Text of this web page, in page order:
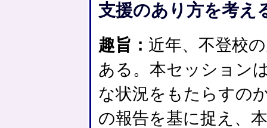
支援のあり方を考え
趣旨： 近年、不登校
ある。本セッション
な状況をもたらすの
の報告を基に捉え、